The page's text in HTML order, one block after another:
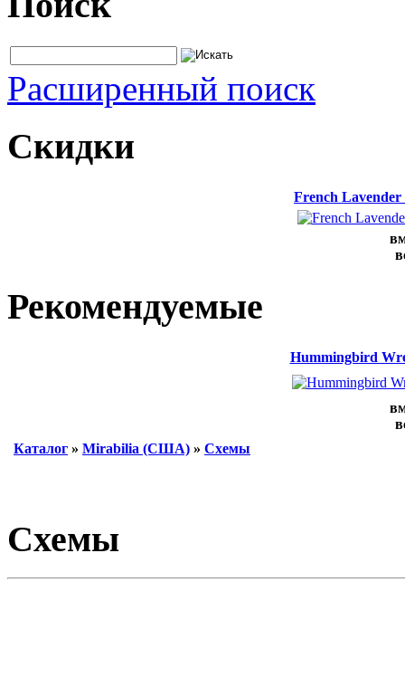
Расширенный поиск
Скидки
French Lavender
Рекомендуемые
Hummingbird
Каталог » Mirabilia (США) » Схемы
Схемы